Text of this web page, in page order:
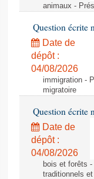
animaux -
Question écrite
Date de
dépôt :
04/08/2026
immigration -
migratoire
Question écrite
Date de
dépôt :
04/08/2026
bois et forêts
traditionnels